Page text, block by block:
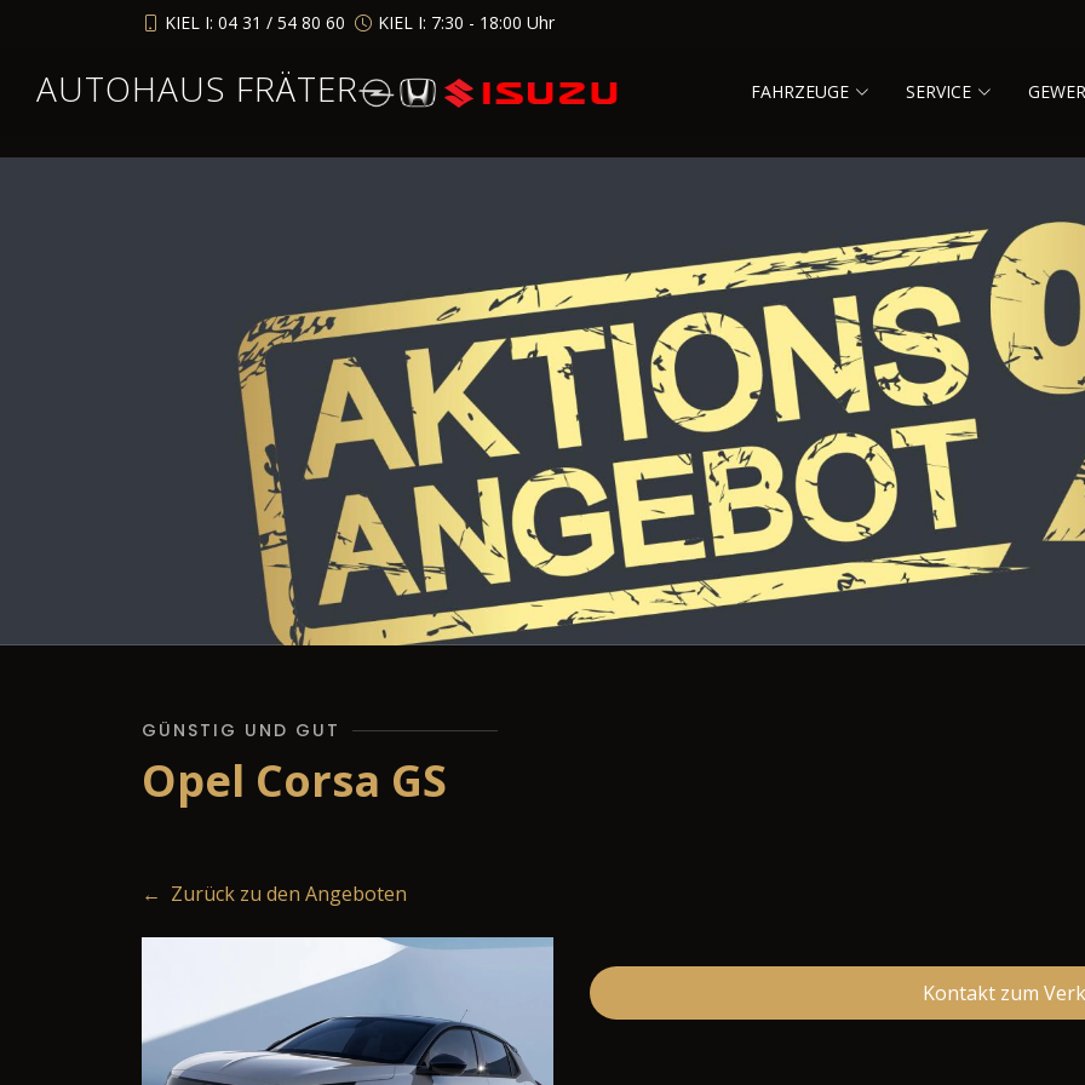
KIEL I: 04 31 / 54 80 60 KIEL I: 7:30 - 18:00 Uhr
AUTOHAUS FRÄTER FAHRZEUGE SERVICE
GÜNSTIG UND GUT
Opel Corsa GS
← Zurück zu den Angeboten
Kontakt zum